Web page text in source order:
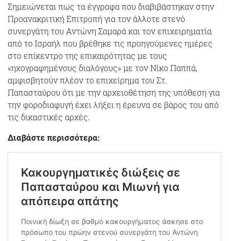
Σημειώνεται πως τα έγγραφα που διαβιβάστηκαν στην
Προανακριτική Επιτροπή για τον άλλοτε στενό
συνεργάτη του Αντώνη Σαμαρά και τον επιχειρηματία
από το Ισραήλ που βρέθηκε τις προηγούμενες ημέρες
στο επίκεντρο της επικαιρότητας με τους
«ηχογραφημένους διαλόγους» με τον Νίκο Παππά,
αμφισβητούν πλέον το επιχείρημα του Στ.
Παπασταύρου ότι με την αρχειοθέτηση της υπόθεση για
την φοροδιαφυγή έχει λήξει η έρευνα σε βάρος του από
τις δικαστικές αρχές.
Διαβάστε περισσότερα: